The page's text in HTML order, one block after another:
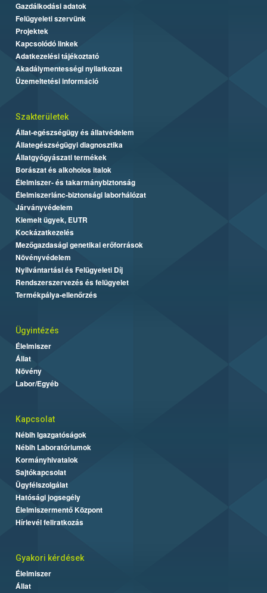
Gazdálkodási adatok
Felügyeleti szervünk
Projektek
Kapcsolódó linkek
Adatkezelési tájékoztató
Akadálymentességi nyilatkozat
Üzemeltetési információ
Szakterületek
Állat-egészségügy és állatvédelem
Állategészségügyi diagnosztika
Állatgyógyászati termékek
Borászat és alkoholos italok
Élelmiszer- és takarmánybiztonság
Élelmiszerlánc-biztonsági laborhálózat
Járványvédelem
Kiemelt ügyek, EUTR
Kockázatkezelés
Mezőgazdasági genetikai erőforrások
Növényvédelem
Nyilvántartási és Felügyeleti Díj
Rendszerszervezés és felügyelet
Termékpálya-ellenőrzés
Ügyintézés
Élelmiszer
Állat
Növény
Labor/Egyéb
Kapcsolat
Nébih Igazgatóságok
Nébih Laboratóriumok
Kormányhivatalok
Sajtókapcsolat
Ügyfélszolgálat
Hatósági jogsegély
Élelmiszermentő Központ
Hírlevél feliratkozás
Gyakori kérdések
Élelmiszer
Állat